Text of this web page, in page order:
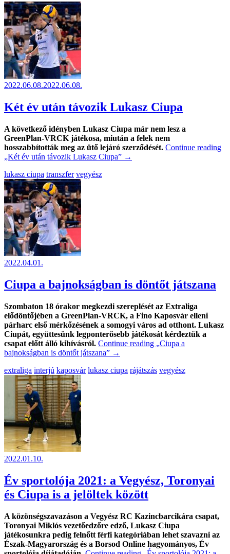
2022.06.08.2022.06.08.
Két év után távozik Lukasz Ciupa
A következő idényben Lukasz Ciupa már nem lesz a
GreenPlan-VRCK játékosa, miután a felek nem
hosszabbították meg az ütő lejáró szerződését. Continue reading
„Két év után távozik Lukasz Ciupa” →
lukasz ciupa transzfer vegyész
2022.04.01.
Ciupa a bajnokságban is döntőt játszana
Szombaton 18 órakor megkezdi szereplését az Extraliga
elődöntőjében a GreenPlan-VRCK, a Fino Kaposvár elleni
párharc első mérkőzésének a somogyi város ad otthont. Lukasz
Ciupát, együttesünk legponterősebb játékosát kérdeztük a
csapat előtt álló kihívásról. Continue reading „Ciupa a
bajnokságban is döntőt játszana” →
extraliga interjú kaposvár lukasz ciupa rájátszás vegyész
2022.01.10.
Év sportolója 2021: a Vegyész, Toronyai
és Ciupa is a jelöltek között
A közönségszavazáson a Vegyész RC Kazincbarcikára csapat,
Toronyai Miklós vezetőedzőre edző, Lukasz Ciupa
játékosunkra pedig felnőtt férfi kategóriában lehet szavazni az
Észak-Magyarország és a Borsod Online hagyományos, Év